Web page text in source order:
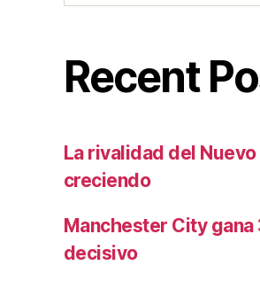
Recent
La rivalidad del
creciendo
Manchester City gana
decisivo